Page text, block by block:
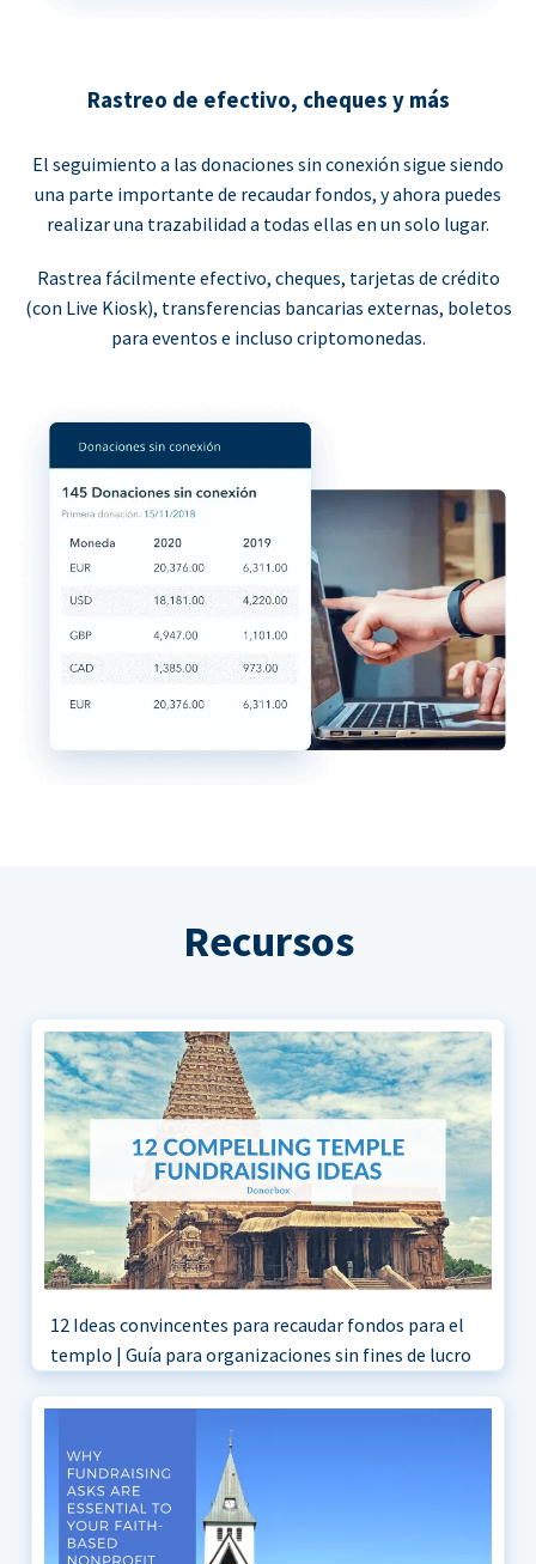
Rastreo de efectivo, cheques y más
El seguimiento a las donaciones sin conexión sigue siendo
una parte importante de recaudar fondos, y ahora puedes
realizar una trazabilidad a todas ellas en un solo lugar.
Rastrea fácilmente efectivo, cheques, tarjetas de crédito
(con Live Kiosk), transferencias bancarias externas, boletos
para eventos e incluso criptomonedas.
Recursos
12 Ideas convincentes para recaudar fondos para el
templo | Guía para organizaciones sin fines de lucro